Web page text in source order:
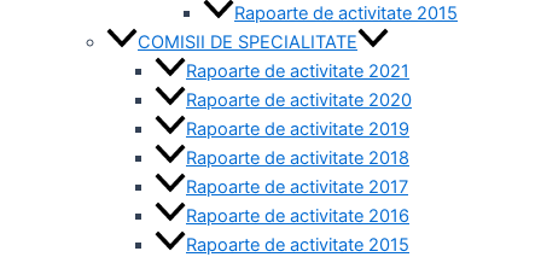
Rapoarte de activitate 2015
COMISII DE SPECIALITATE
Rapoarte de activitate 2021
Rapoarte de activitate 2020
Rapoarte de activitate 2019
Rapoarte de activitate 2018
Rapoarte de activitate 2017
Rapoarte de activitate 2016
Rapoarte de activitate 2015